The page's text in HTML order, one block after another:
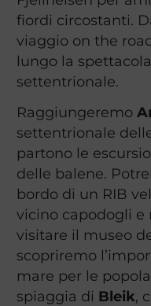
fiordi circostanti.
viaggio on the
lungo la
settentrionale.
Raggiungeremo
settentrionale
partono le
delle balene.
bordo di un RIB
vicino capodogli e
visitare il museo
scopriremo
mare per le
spiaggia di Bleik,